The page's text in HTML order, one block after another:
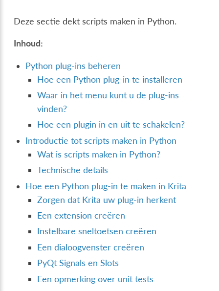
Deze sectie dekt scripts maken in Python.
Inhoud:
Python plug-ins beheren
Hoe een Python plug-in te installeren
Waar in het menu kunt u de plug-ins
vinden?
Hoe een plugin in en uit te schakelen?
Introductie tot scripts maken in Python
Wat is scripts maken in Python?
Technische details
Hoe een Python plug-in te maken in Krita
Zorgen dat Krita uw plug-in herkent
Een extension creëren
Instelbare sneltoetsen creëren
Een dialoogvenster creëren
PyQt Signals en Slots
Een opmerking over unit tests